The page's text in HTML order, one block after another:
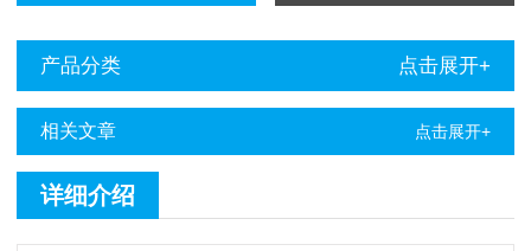
产品分类 点击展开+
相关文章 点击展开+
详细介绍